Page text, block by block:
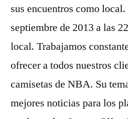
sus encuentros como
septiembre de 2013 a las
local. Trabajamos
ofrecer a todos nuestros
camisetas de NBA. Su
mejores noticias para los